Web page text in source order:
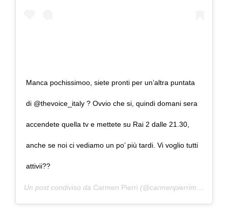
Manca pochissimoo, siete pronti per un’altra puntata
di @thevoice_italy ? Ovvio che si, quindi domani sera
accendete quella tv e mettete su Rai 2 dalle 21.30,
anche se noi ci vediamo un po’ più tardi. Vi voglio tutti
attivii??
Un post condiviso da Carmen Pierri (@carmenpierrimusic) in data: